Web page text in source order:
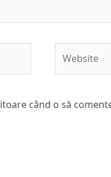
când o să